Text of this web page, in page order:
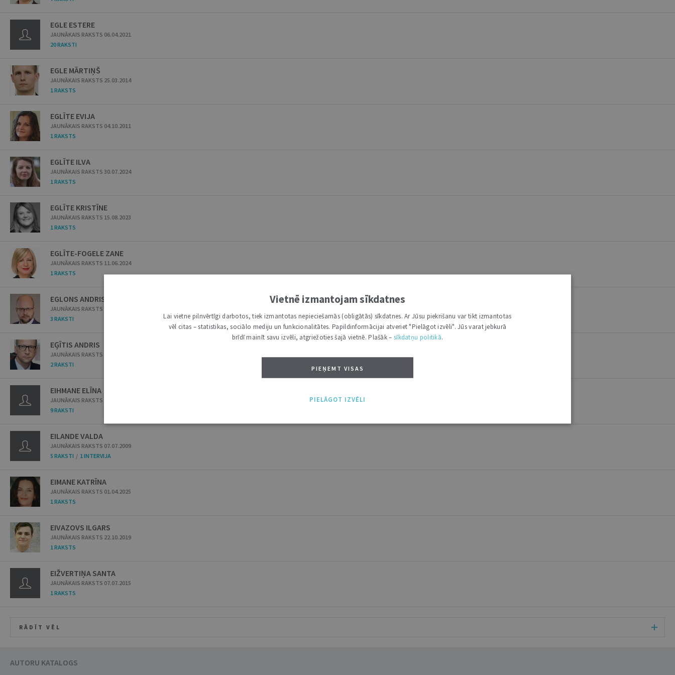
EGLE ESTERE
JAUNĀKAIS RAKSTS 06.04.2021
20 RAKSTI
EGLE MĀRTIŅŠ
JAUNĀKAIS RAKSTS 25.03.2014
1 RAKSTS
EGLĪTE EVIJA
JAUNĀKAIS RAKSTS 04.10.2011
1 RAKSTS
EGLĪTE ILVA
JAUNĀKAIS RAKSTS 30.07.2024
1 RAKSTS
EGLĪTE KRISTĪNE
JAUNĀKAIS RAKSTS 15.08.2023
1 RAKSTS
EGLĪTE-FOGELE ZANE
JAUNĀKAIS RAKSTS 11.06.2024
1 RAKSTS
EGLONS ANDRIS
JAUNĀKAIS RAKSTS 14.04.2026
3 RAKSTI
EĢĪTIS ANDRIS
JAUNĀKAIS RAKSTS 15.03.2016
2 RAKSTI
EIHMANE ELĪNA
JAUNĀKAIS RAKSTS 03.07.2007
9 RAKSTI
EILANDE VALDA
JAUNĀKAIS RAKSTS 07.07.2009
5 RAKSTI / 1 INTERVIJA
EIMANE KATRĪNA
JAUNĀKAIS RAKSTS 01.04.2025
1 RAKSTS
EIVAZOVS ILGARS
JAUNĀKAIS RAKSTS 22.10.2019
1 RAKSTS
EIŽVERTIŅA SANTA
JAUNĀKAIS RAKSTS 07.07.2015
1 RAKSTS
RĀDĪT VĒL
AUTORU KATALOGS
Vietnē izmantojam sīkdatnes
Lai vietne pilnvērtīgi darbotos, tiek izmantotas nepieciešamās (obligātās) sīkdatnes. Ar Jūsu piekrišanu var tikt izmantotas
vēl citas – statistikas, sociālo mediju un funkcionalitātes. Papildinformācijai atveriet "Pielāgot izvēli". Jūs varat jebkurā
brīdī mainīt savu izvēli, atgriežoties šajā vietnē. Plašāk – sīkdatņu politikā.
PIEŅEMT VISAS
PIELĀGOT IZVĒLI